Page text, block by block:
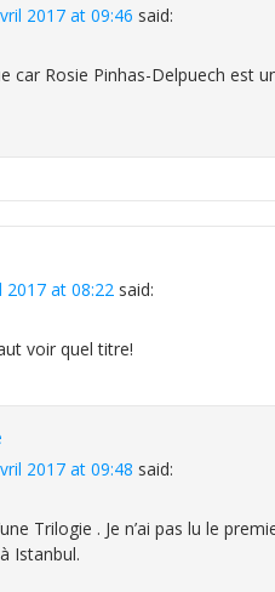
2017 at 09:46 said:
car Rosie Pinhas-Delpuech est
2017 at 08:22 said:
voir quel titre!
2017 at 09:48 said:
Trilogie . Je n’ai pas lu le
Istanbul.